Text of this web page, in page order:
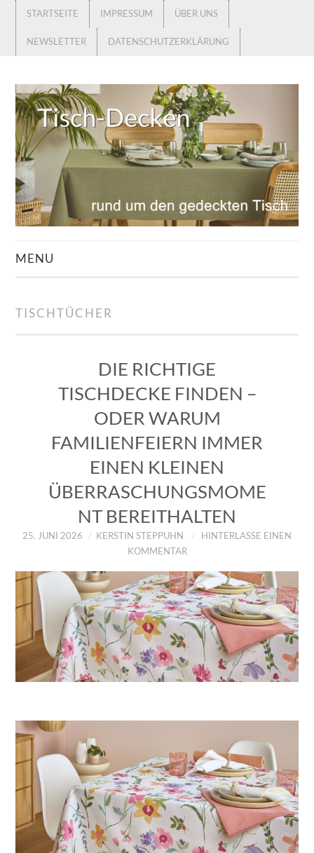
STARTSEITE IMPRESSUM ÜBER UNS
NEWSLETTER DATENSCHUTZERKLÄRUNG
MENU
ZUM SHOP
DATENSCHUTZERKLÄRUNG
TISCHTÜCHER
DIE RICHTIGE
TISCHDECKE FINDEN –
ODER WARUM
FAMILIENFEIERN IMMER
EINEN KLEINEN
ÜBERRASCHUNGSMOME
NT BEREITHALTEN
25. JUNI 2026 KERSTIN STEPPUHN
HINTERLASSE EINEN
KOMMENTAR